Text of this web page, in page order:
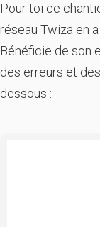
Pour toi ce
réseau Twiza en
Bénéficie de son
des erreurs et
dessous :